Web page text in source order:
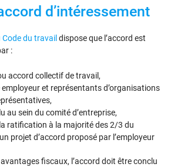
d’intéressement
du travail dispose que l’accord est
:
accord collectif de travail,
et représentants d’organisations
au sein du comité d’entreprise,
ratification à la majorité des 2/3 du
projet d’accord proposé par l’employeur
fiscaux, l’accord doit être conclu